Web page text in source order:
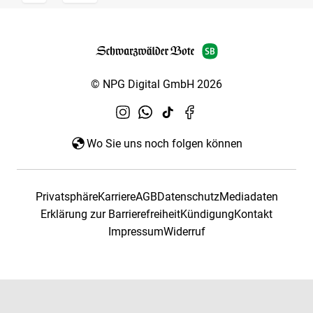
© NPG Digital GmbH 2026
Wo Sie uns noch folgen können
PrivatsphäreKarriereAGBDatenschutzMediadaten
Erklärung zur BarrierefreiheitKündigungKontakt
ImpressumWiderruf